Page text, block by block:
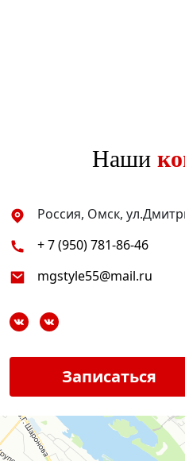
Наши
Россия, Омск,
+ 7 (950) 781-86-46
mgstyle55@mail.ru
Записаться